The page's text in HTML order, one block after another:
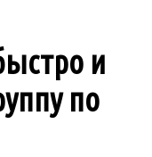
и
по